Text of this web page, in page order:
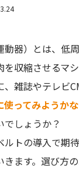
動器）とは、低
を収縮させるマ
、雑誌やテレビ
ってみようか
しょうか？
ルトの導入で期
ます。選び方